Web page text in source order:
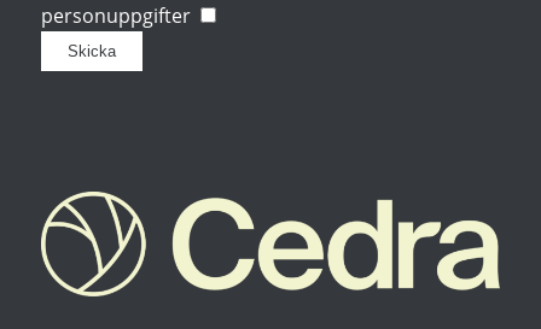
personuppgifter